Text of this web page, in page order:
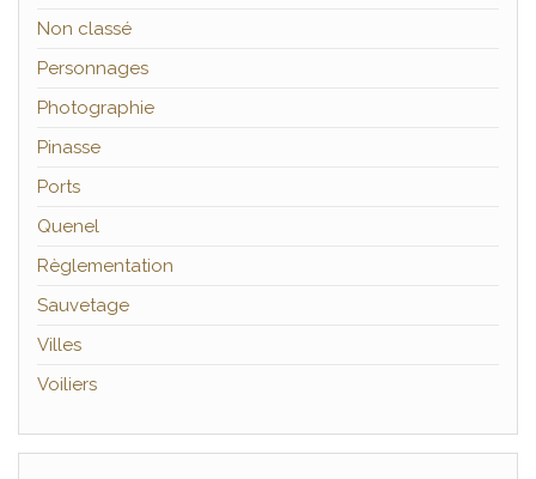
Non classé
Personnages
Photographie
Pinasse
Ports
Quenel
Règlementation
Sauvetage
Villes
Voiliers